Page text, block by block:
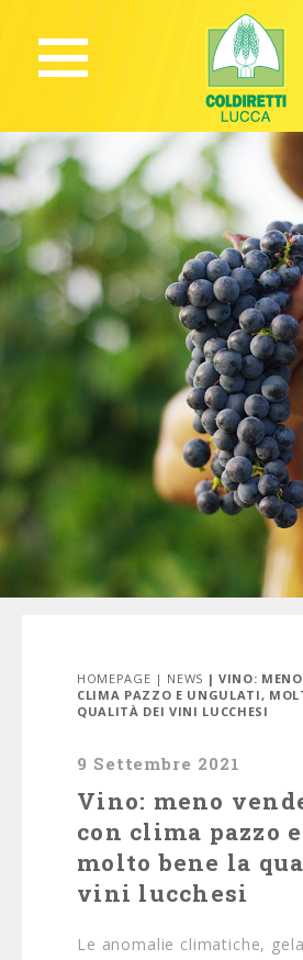
991 Views
HOMEPAGE | NEWS | VINO:
CLIMA PAZZO E UNGULATI,
QUALITÀ DEI VINI LUCCHESI
9 Settembre 2021
Vino: meno
con clima pazzo
molto bene la
vini lucchesi
Le anomalie climatiche,